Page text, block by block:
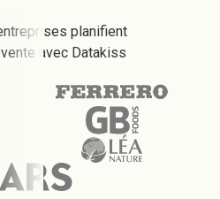
planifient
avec Datakiss